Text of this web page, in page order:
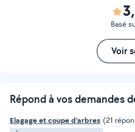
Basé
Voir
Répond à vos demandes
Elagage et coupe d'arbres (21